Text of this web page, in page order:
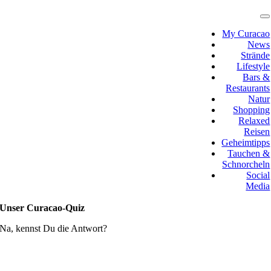
My Curacao
News
Strände
Lifestyle
Bars &
Restaurants
Natur
Shopping
Relaxed
Reisen
Geheimtipps
Tauchen &
Schnorcheln
Social
Media
Unser Curacao-Quiz
Na, kennst Du die Antwort?